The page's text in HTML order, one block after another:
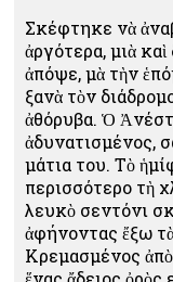
Σκέφτηκε νὰ
ἀργότερα, μιὰ
ἀπόψε, μὰ τὴν
ξανὰ τὸν
ἀθόρυβα. Ὁ
ἀδυνατισμένος,
μάτια του. Τὸ
περισσότερο τὴ
λευκὸ σεντόνι
ἀφήνοντας ἔξω
Κρεμασμένος